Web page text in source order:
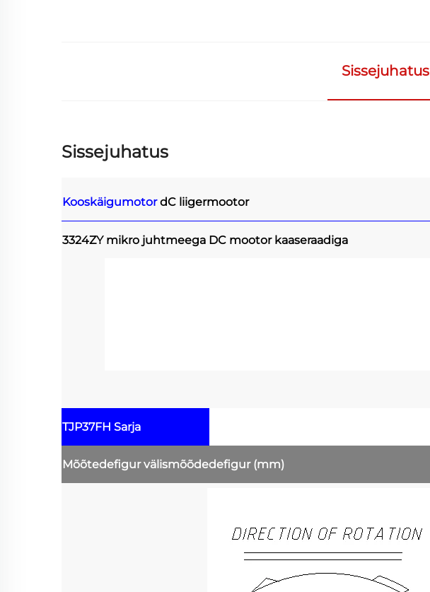
Sissejuhatus
Sissejuhatus
KooskäigumotordC liigermootor
3324ZY mikro juhtmeega DC mootor kaaseraadiga
TJP37FH Sarja
Mõõtedefigurvälismõõdedefigur (mm)